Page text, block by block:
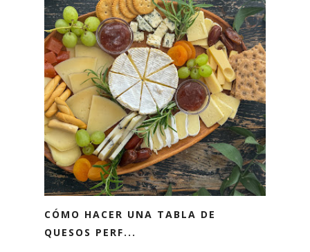
CÓMO HACER UNA TABLA DE
QUESOS PERF...